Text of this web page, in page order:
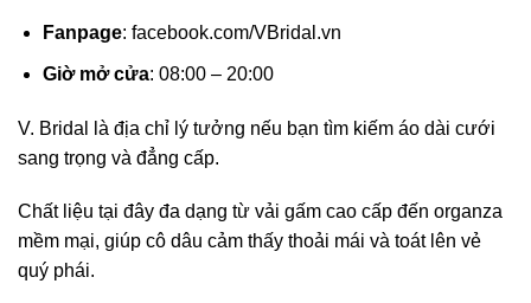
Fanpage: facebook.com/VBridal.vn
Giờ mở cửa: 08:00 – 20:00
V. Bridal là địa chỉ lý tưởng nếu bạn tìm kiếm áo dài cưới
sang trọng và đẳng cấp.
Chất liệu tại đây đa dạng từ vải gấm cao cấp đến organza
mềm mại, giúp cô dâu cảm thấy thoải mái và toát lên vẻ
quý phái.